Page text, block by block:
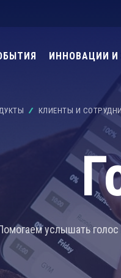
ИННОВАЦИИ И
КЛИЕНТЫ И
услышать